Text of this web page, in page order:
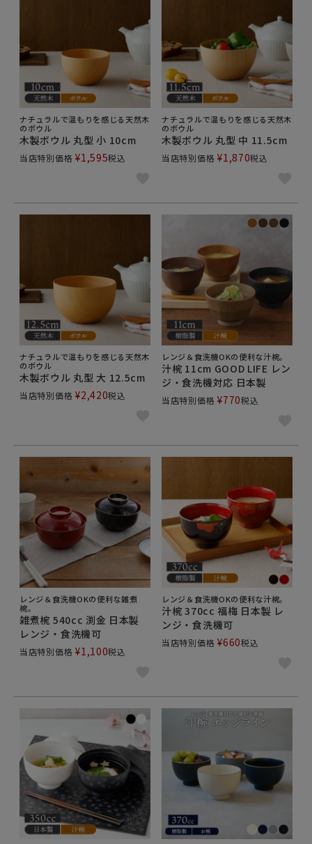
ナチュラルで温もりを感じる天然木
のボウル
木製ボウル 丸型 小 10cm
当店特別価格 ¥1,595税込
ナチュラルで温もりを感じる天然木
のボウル
木製ボウル 丸型 中 11.5cm
当店特別価格 ¥1,870税込
ナチュラルで温もりを感じる天然木
のボウル
木製ボウル 丸型 大 12.5cm
当店特別価格 ¥2,420税込
レンジ＆食洗機OKの便利な汁椀。
汁椀 11cm GOOD LIFE レン
ジ・食洗機対応 日本製
当店特別価格 ¥770税込
レンジ＆食洗機OKの便利な雑煮
椀。
雑煮椀 540cc 渕金 日本製
レンジ・食洗機可
当店特別価格 ¥1,100税込
レンジ＆食洗機OKの便利な汁椀。
汁椀 370cc 福梅 日本製 レ
ンジ・食洗機可
当店特別価格 ¥660税込